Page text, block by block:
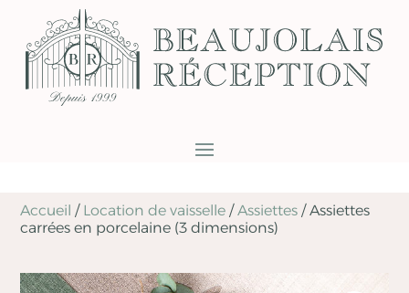
Accueil / Location de vaisselle /Assiettes /Assiettes
carrées en porcelaine (3 dimensions)